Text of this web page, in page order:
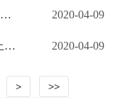
上海市闵行区工商联浦江镇商会：众志成城战疫情 克难攻坚促复工 2020-04-09
战“疫”不落人后 复工力争超前 ——上海市工商联纺织服装商会努力做好“三件事” 2020-04-09
> >>